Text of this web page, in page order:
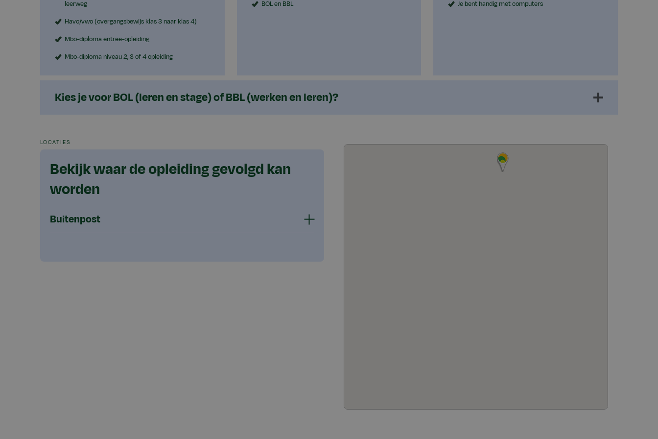
leerweg
Havo/vwo (overgangsbewijs klas 3 naar klas 4)
Mbo-diploma entree-opleiding
Mbo-diploma niveau 2, 3 of 4 opleiding
BOL en BBL
Je bent handig met computers
Kies je voor BOL (leren en stage) of BBL (werken en leren)?
LOCATIES
Bekijk waar de opleiding gevolgd kan
worden
Buitenpost